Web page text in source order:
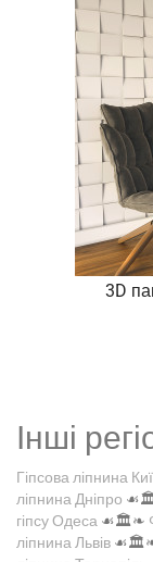
3D
Інші
Гіпсова ліпнина
ліпнина Дніпро
гіпсу Одеса ☙🏛️❧
ліпнина Львів